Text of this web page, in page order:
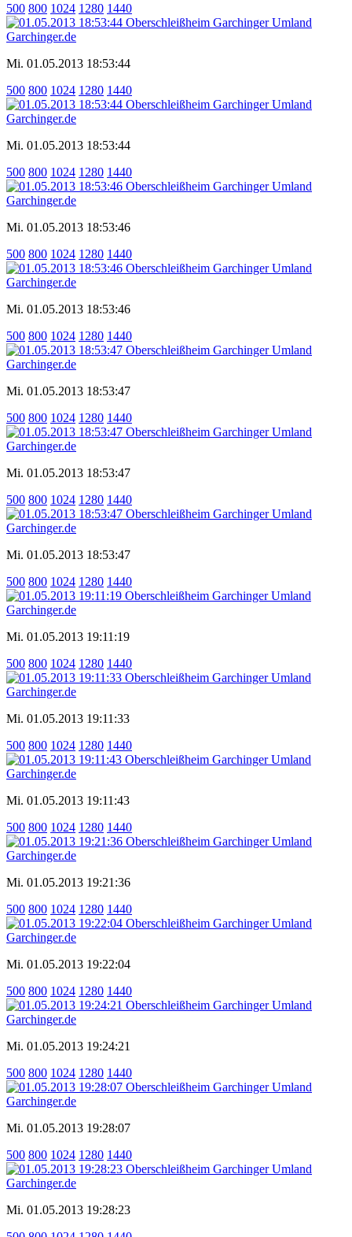
500 800 1024 1280 1440
Mi. 01.05.2013 18:53:44
500 800 1024 1280 1440
Mi. 01.05.2013 18:53:44
500 800 1024 1280 1440
Mi. 01.05.2013 18:53:46
500 800 1024 1280 1440
Mi. 01.05.2013 18:53:46
500 800 1024 1280 1440
Mi. 01.05.2013 18:53:47
500 800 1024 1280 1440
Mi. 01.05.2013 18:53:47
500 800 1024 1280 1440
Mi. 01.05.2013 18:53:47
500 800 1024 1280 1440
Mi. 01.05.2013 19:11:19
500 800 1024 1280 1440
Mi. 01.05.2013 19:11:33
500 800 1024 1280 1440
Mi. 01.05.2013 19:11:43
500 800 1024 1280 1440
Mi. 01.05.2013 19:21:36
500 800 1024 1280 1440
Mi. 01.05.2013 19:22:04
500 800 1024 1280 1440
Mi. 01.05.2013 19:24:21
500 800 1024 1280 1440
Mi. 01.05.2013 19:28:07
500 800 1024 1280 1440
Mi. 01.05.2013 19:28:23